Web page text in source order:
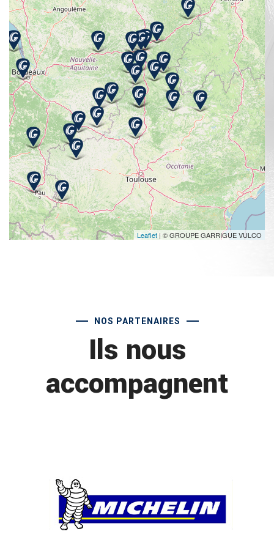
Leaflet | © GROUPE GARRIGUE VULCO
NOS PARTENAIRES
Ils nous
accompagnent